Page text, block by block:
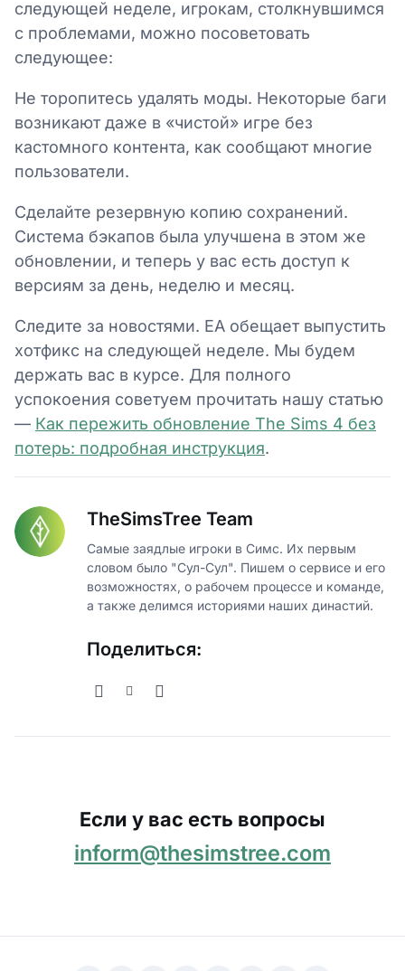
следующей неделе, игрокам, столкнувшимся
с проблемами, можно посоветовать
следующее:
Не торопитесь удалять моды. Некоторые баги
возникают даже в «чистой» игре без
кастомного контента, как сообщают многие
пользователи.
Сделайте резервную копию сохранений.
Система бэкапов была улучшена в этом же
обновлении, и теперь у вас есть доступ к
версиям за день, неделю и месяц.
Следите за новостями. EA обещает выпустить
хотфикс на следующей неделе. Мы будем
держать вас в курсе. Для полного
успокоения советуем прочитать нашу статью
— Как пережить обновление The Sims 4 без
потерь: подробная инструкция.
TheSimsTree Team
Самые заядлые игроки в Симс. Их первым
словом было "Сул-Сул". Пишем о сервисе и его
возможностях, о рабочем процессе и команде,
а также делимся историями наших династий.
Поделиться:
Если у вас есть вопросы
inform@thesimstree.com